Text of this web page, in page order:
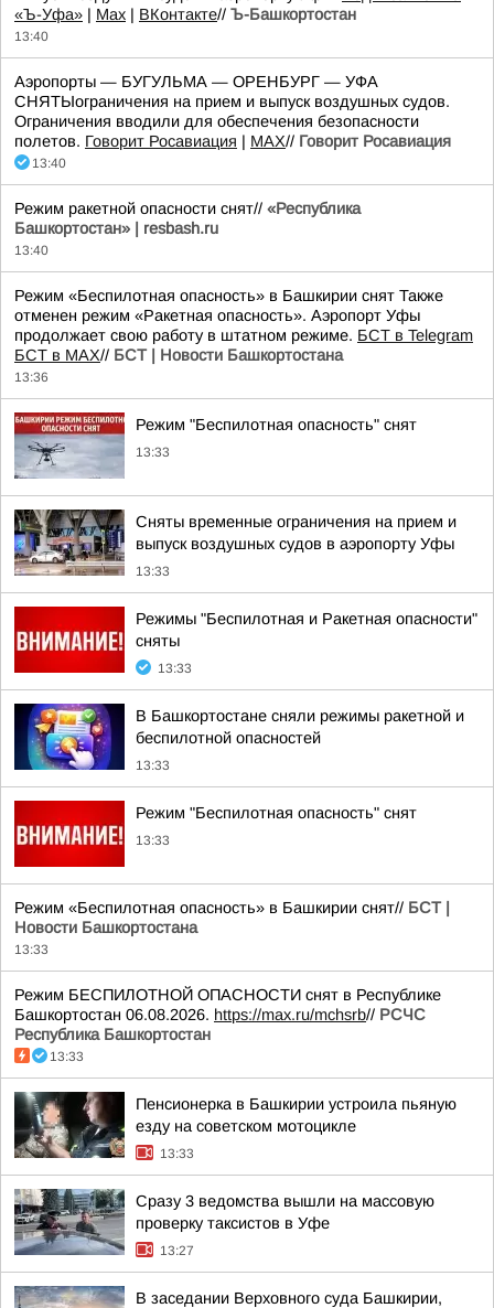
«Ъ-Уфа» | Max | ВКонтакте// Ъ-Башкортостан
13:40
Аэропорты — БУГУЛЬМА — ОРЕНБУРГ — УФА
СНЯТЫограничения на прием и выпуск воздушных судов.
Ограничения вводили для обеспечения безопасности
полетов. Говорит Росавиация | MАХ// Говорит Росавиация
13:40
Режим ракетной опасности снят// «Республика
Башкортостан» | resbash.ru
13:40
Режим «Беспилотная опасность» в Башкирии снят Также
отменен режим «Ракетная опасность». Аэропорт Уфы
продолжает свою работу в штатном режиме. БСТ в Telegram
БСТ в МАХ// БСТ | Новости Башкортостана
13:36
Режим "Беспилотная опасность" снят
13:33
Сняты временные ограничения на прием и
выпуск воздушных судов в аэропорту Уфы
13:33
Режимы "Беспилотная и Ракетная опасности"
сняты
13:33
В Башкортостане сняли режимы ракетной и
беспилотной опасностей
13:33
Режим "Беспилотная опасность" снят
13:33
Режим «Беспилотная опасность» в Башкирии снят// БСТ |
Новости Башкортостана
13:33
Режим БЕСПИЛОТНОЙ ОПАСНОСТИ снят в Республике
Башкортостан 06.08.2026. https://max.ru/mchsrb// РСЧС
Республика Башкортостан
13:33
Пенсионерка в Башкирии устроила пьяную
езду на советском мотоцикле
13:33
Сразу 3 ведомства вышли на массовую
проверку таксистов в Уфе
13:27
В заседании Верховного суда Башкирии,